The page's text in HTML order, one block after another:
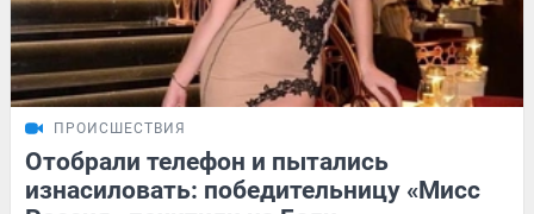
ПРОИСШЕСТВИЯ
Отобрали телефон и пытались
изнасиловать: победительницу «Мисс